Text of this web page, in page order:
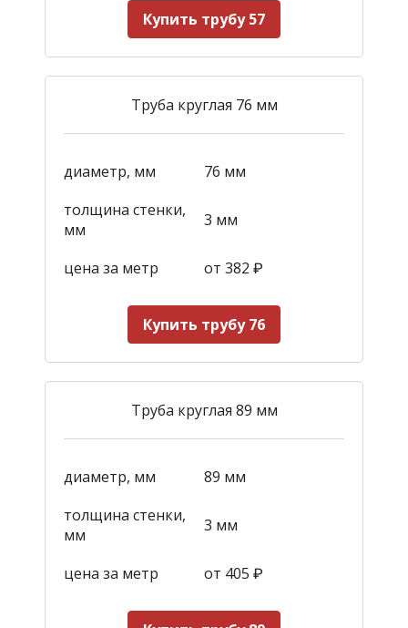
Купить трубу 57
Труба круглая 76 мм
диаметр, мм
76 мм
толщина стенки,
мм
3 мм
цена за метр от 382 ₽
Купить трубу 76
Труба круглая 89 мм
диаметр, мм
89 мм
толщина стенки,
мм
3 мм
цена за метр от 405 ₽